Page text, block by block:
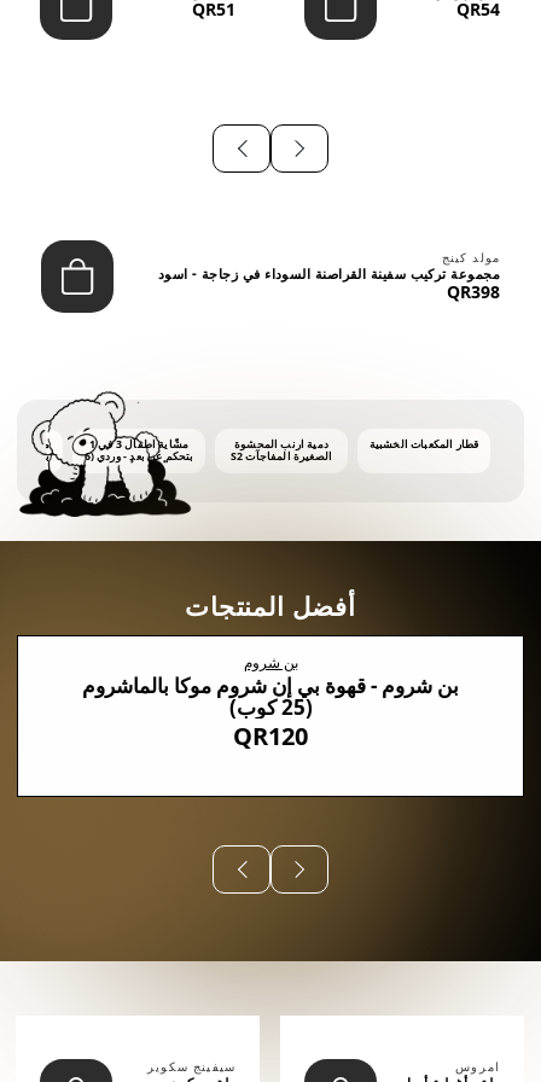
QR54
QR51
مولد كينج
مجموعة تركيب سفينة القراصنة السوداء في زجاجة - اسود
QR398
قطار المكعبات الخشبية
دمية أرنب المحشوة
الصغيرة المفاجآت S2
مشّاية أطفال 3 في 1
بتحكم عن بعد - وردي (6
أشهر فأكثر)
ماكينة
أفضل المنتجات
بن شروم
بن شروم - قهوة بي إن شروم موكا بالماشروم
(25 كوب)
QR120
امروس سيفينج سكوير